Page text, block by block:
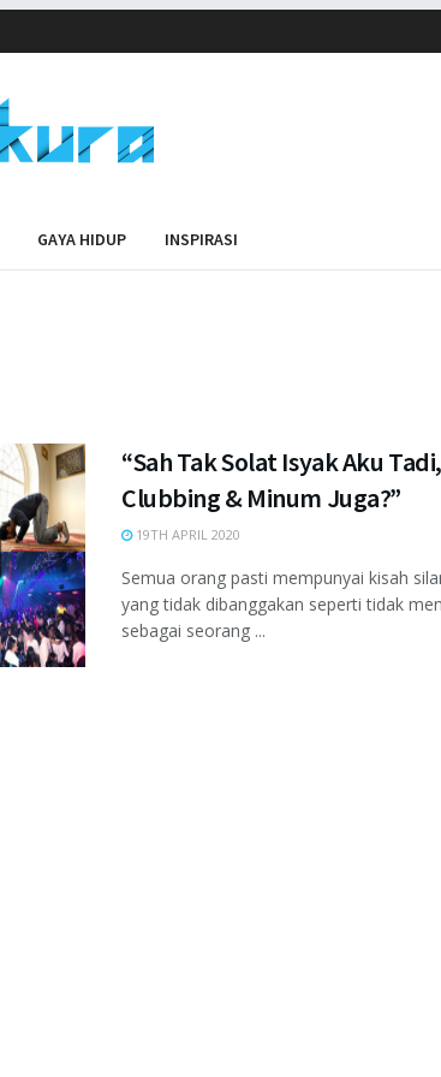
GAYA HIDUP INSPIRASI
“Sah Tak Solat Isyak Aku
Clubbing & Minum Juga?”
19TH APRIL 2020
Semua orang pasti mempunyai kisah
yang tidak dibanggakan seperti tidak
sebagai seorang ...